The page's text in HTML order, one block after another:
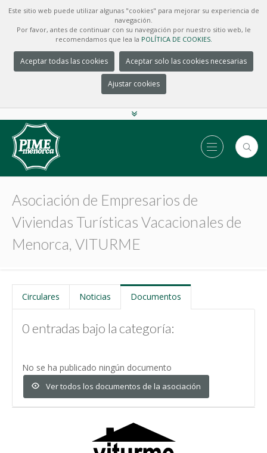
Este sitio web puede utilizar algunas "cookies" para mejorar su experiencia de
navegación.
Por favor, antes de continuar con su navegación por nuestro sitio web, le
recomendamos que lea la POLÍTICA DE COOKIES.
Aceptar todas las cookies Aceptar solo las cookies necesarias
Ajustar cookies
Asociación de Empresarios de
Viviendas Turísticas Vacacionales de
Menorca, VITURME
Circulares Noticias Documentos
0 entradas bajo la categoría:
No se ha publicado ningún documento
Ver todos los documentos de la asociación